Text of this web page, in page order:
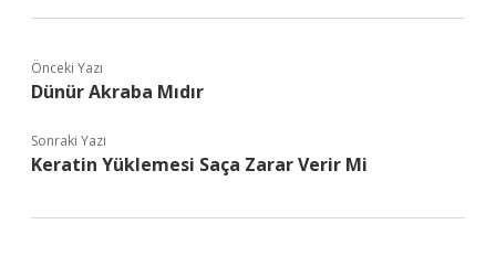
Önceki Yazı
Dünür Akraba Mıdır
Sonraki Yazı
Keratin Yüklemesi Saça Zarar Verir Mi